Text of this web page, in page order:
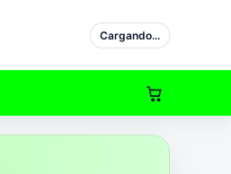
Cargando...